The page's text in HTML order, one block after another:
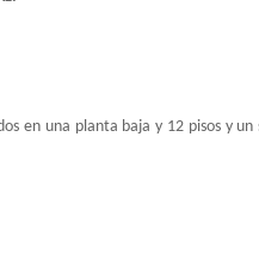
en una planta baja y 12 pisos y